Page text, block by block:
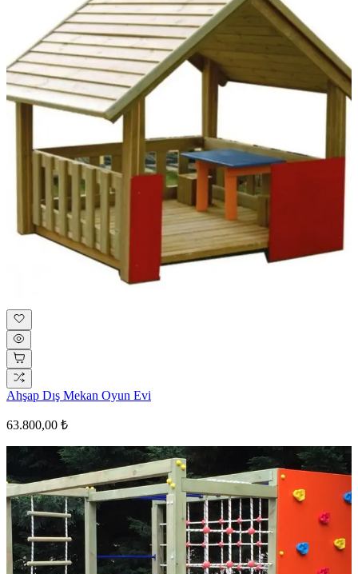
Ahşap Dış Mekan Oyun Evi
63.800,00 ₺